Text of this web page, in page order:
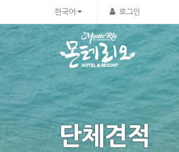
한국어 로그인
단체견적
Sketchbook5, 스케치